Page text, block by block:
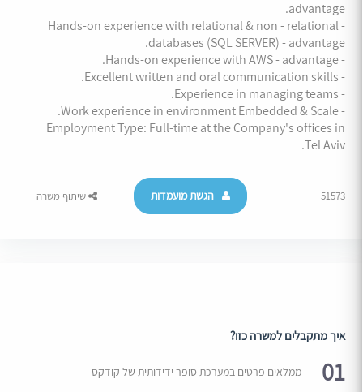
advantage.
- Hands-on experience with relational & non - relational
databases (SQL SERVER) - advantage.
- Hands-on experience with AWS - advantage.
- Excellent written and oral communication skills.
- Experience in managing teams.
- Work experience in environment Embedded & Scale.
Employment Type: Full-time at the Company's offices in
Tel Aviv.
51573 הגשת מועמדות שיתוף משרה
איך מתקבלים למשרה כזו?
01 ממלאים פרטים במערכת סופר ידידותית של קודקס